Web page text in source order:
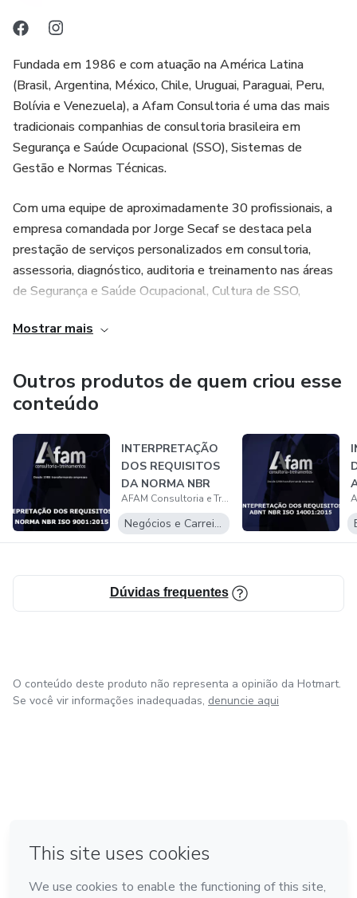
Fundada em 1986 e com atuação na América Latina
(Brasil, Argentina, México, Chile, Uruguai, Paraguai, Peru,
Bolívia e Venezuela), a Afam Consultoria é uma das mais
tradicionais companhias de consultoria brasileira em
Segurança e Saúde Ocupacional (SSO), Sistemas de
Gestão e Normas Técnicas.
Com uma equipe de aproximadamente 30 profissionais, a
empresa comandada por Jorge Secaf se destaca pela
prestação de serviços personalizados em consultoria,
assessoria, diagnóstico, auditoria e treinamento nas áreas
de Segurança e Saúde Ocupacional, Cultura de SSO,
Safety, Gestão da Qualidade, Excelência Operacional e
Nossa equipe é multidisciplinar e conta com engenheiros
de diversas formações, químicos, biólogos, psicólogos,
geólogos, pedagogos e farmacêuticos.
Mostrar mais
Outros produtos de quem criou esse
conteúdo
INTERPRETAÇÃO
DOS REQUISITOS
DA NORMA NBR
ISO 9001:2015
AFAM Consultoria e Treinamentos
Negócios e Carreira
Dúvidas frequentes
O conteúdo deste produto não representa a opinião da Hotmart.
Se você vir informações inadequadas, denuncie aqui
Feito com ❤ na Cidade do México